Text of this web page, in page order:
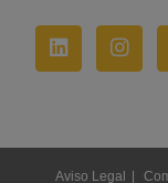
Aviso Legal